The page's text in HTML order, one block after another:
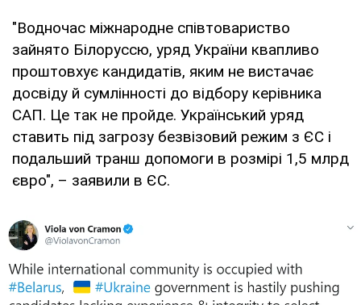
"Водночас міжнародне співтовариство
зайнято Білоруссю, уряд України квапливо
проштовхує кандидатів, яким не вистачає
досвіду й сумлінності до відбору керівника
САП. Це так не пройде. Український уряд
ставить під загрозу безвізовий режим з ЄС і
подальший транш допомоги в розмірі 1,5 млрд
євро", – заявили в ЄС.